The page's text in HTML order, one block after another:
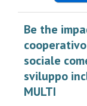
Be the
sociale
sviluppo
MULTI